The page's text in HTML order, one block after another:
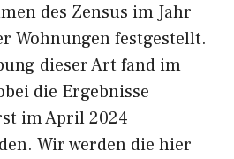
des Zensus im Jahr
Wohnungen festgestellt.
dieser Art fand im
die Ergebnisse
im April 2024
Wir werden die hier